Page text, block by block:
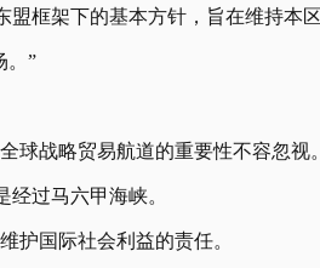
框架下的基本方针，旨在维持本
。”
球战略贸易航道的重要性不容忽视。
过马六甲海峡。
护国际社会利益的责任。